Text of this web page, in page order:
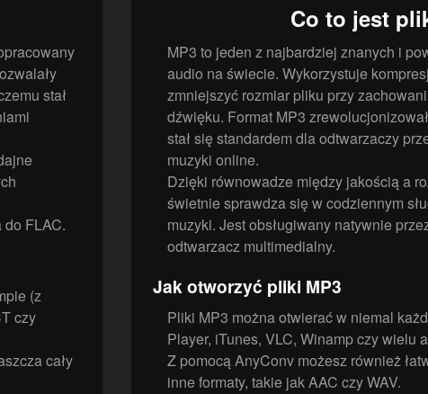
stał
FLAC.
(z
czy
cały
Co to jest
MP3 to jeden z najbardziej znanych i
audio na świecie. Wykorzystuje
zmniejszyć rozmiar pliku przy
dźwięku. Format MP3
stał się standardem dla odtwarzaczy
muzyki online.
Dzięki równowadze między jakością a
świetnie sprawdza się w codziennym
muzyki. Jest obsługiwany natywnie
odtwarzacz multimedialny.
Jak otworzyć pliki MP3
Pliki MP3 można otwierać w niemal
Player, iTunes, VLC, Winamp czy wielu
Z pomocą AnyConv możesz również
inne formaty, takie jak AAC czy WAV.